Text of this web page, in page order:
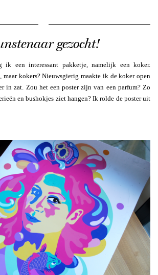
gezocht!
ik een interessant pakketje, namelijk een koker.
kokers? Nieuwsgierig maakte ik de koker open
in zat. Zou het een poster zijn van een parfum? Zo
en bushokjes ziet hangen? Ik rolde de poster uit